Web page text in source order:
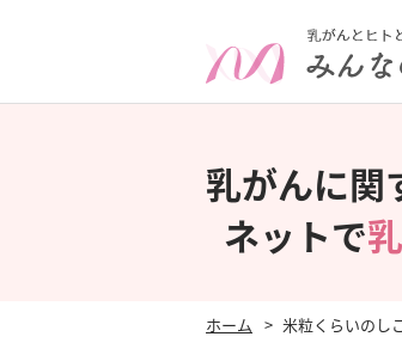
乳がんに関
ネットで
ホーム 米粒くらいのし